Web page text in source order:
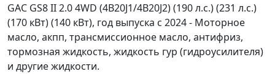
GAC GS8 II 2.0 4WD (4B20J1/4B20J2) (190 л.с.) (231 л.с.)
(170 кВт) (140 кВт), год выпуска с 2024 - Моторное
масло, акпп, трансмиссионное масло, антифриз,
тормозная жидкость, жидкость гур (гидроусилителя)
и другие жидкости.